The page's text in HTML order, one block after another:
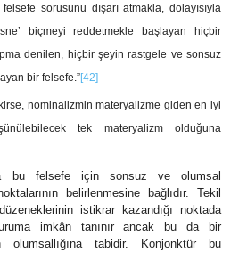
sorusunu dışarı atmakla, dolayısıyla
biçmeyi reddetmekle başlayan hiçbir
denilen, hiçbir şeyin rastgele ve sonsuz
bir felsefe.”[42]
nominalizmin materyalizme giden en iyi
tek materyalizm olduğuna
bu felsefe için sonsuz ve olumsal
belirlenmesine bağlıdır. Tekil
istikrar kazandığı noktada
imkân tanınır ancak bu da bir
olumsallığına tabidir. Konjonktür bu